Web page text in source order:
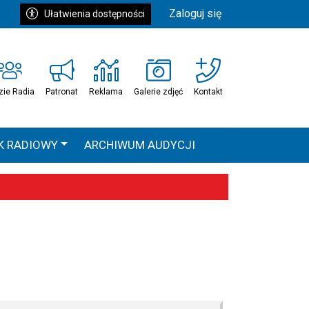
Ułatwienia dostępności Zaloguj się
Radia Patronat Reklama Galerie zdjęć Kontakt
RADIOWY ARCHIWUM AUDYCJI
HEAVEN TOUR